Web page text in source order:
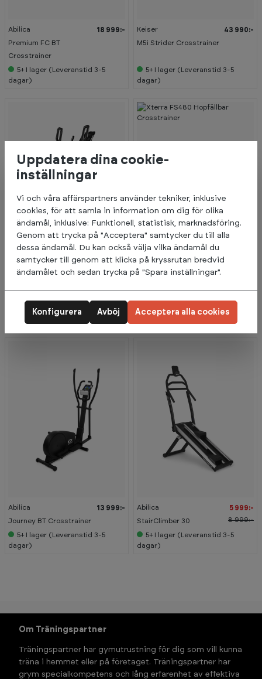
Abilica
Premium FC BT
Crosstrainer
18 999:-
5+
I lager (Leveranstid 3-5
dagar)
Keiser
M5i Strider Crosstrainer
43 990:-
5+
I lager (Leveranstid 3-5
dagar)
Abilica
16 999:-
Förväntas på lager 16.09.2026
F
R
R
A
-
3
%
Xterra
5+I lager (Leveranstid 3-5
Abilica
Journey BT Crosstrainer
13 999:-
5+ I lager (Leveranstid 3-5
dagar)
Abilica
StairClimber 30
5 999:-
8 999:-
5+ I lager (Leveranstid 3-5
dagar)
Om Träningspartner
Träningspartner har gymutrustning för dig som vill kunna
träna i hemmet eller på företaget. Träningspartner har
grym specialkompetens och lång erfarenhet av effektiva
Uppdatera dina cookie-
inställningar
Vi och våra affärspartners använder tekniker, inklusive
cookies, för att samla in information om dig för olika
ändamål, inklusive: Funktionell, statistisk, marknadsföring.
Genom att trycka på "Acceptera" samtycker du till alla
dessa ändamål. Du kan också välja vilka ändamål du
samtycker till genom att klicka på kryssrutan bredvid
ändamålet och sedan trycka på "Spara inställningar".
Avböj
Konfigurera Acceptera alla cookies